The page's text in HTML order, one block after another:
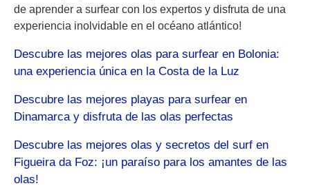
de aprender a surfear con los expertos y disfruta de una
experiencia inolvidable en el océano atlántico!
Descubre las mejores olas para surfear en Bolonia:
una experiencia única en la Costa de la Luz
Descubre las mejores playas para surfear en
Dinamarca y disfruta de las olas perfectas
Descubre las mejores olas y secretos del surf en
Figueira da Foz: ¡un paraíso para los amantes de las
olas!